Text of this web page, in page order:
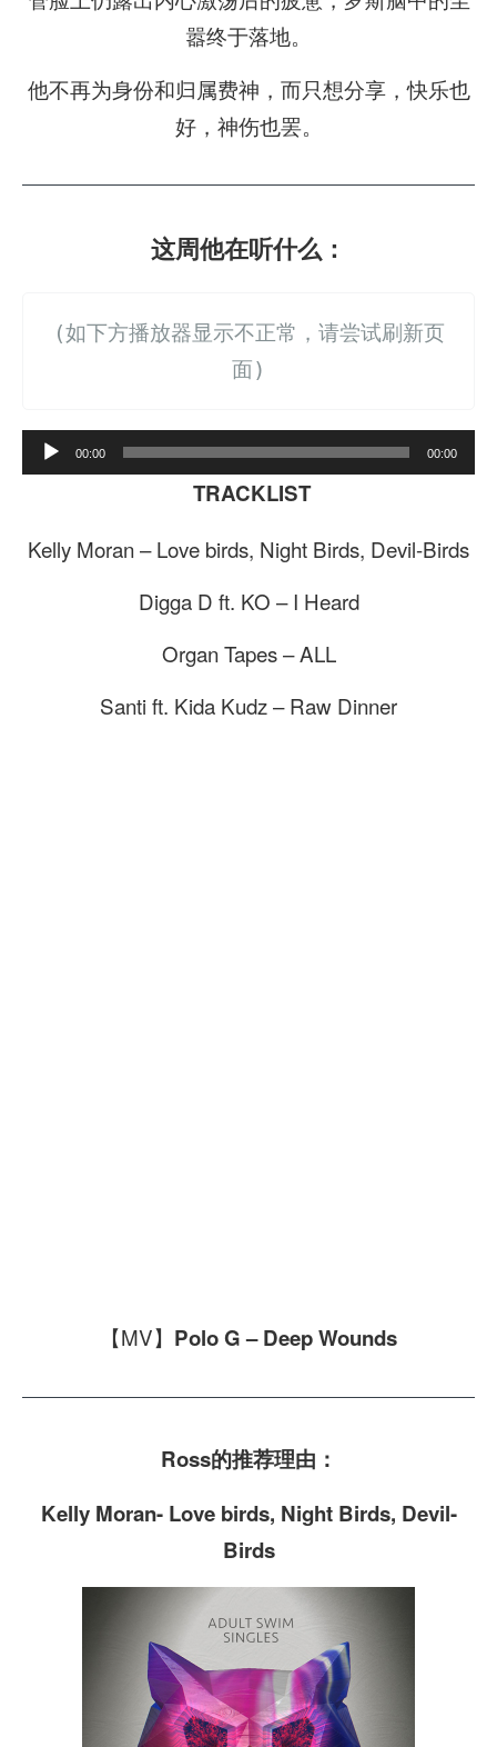
嚣终于落地。
他不再为身份和归属费神，而只想分享，快乐也
好，神伤也罢。
这周他在听什么：
(如下方播放器显示不正常，请尝试刷新页
面)
u
00:00 00:00
TRACKLIST
Kelly Moran – Love birds, Night Birds, Devil-Birds
Digga D ft. KO – I Heard
Organ Tapes – ALL
Santi ft. Kida Kudz – Raw Dinner
【MV】 Polo G – Deep Wounds
Ross的推荐理由：
Kelly Moran- Love birds, Night Birds, Devil-
Birds